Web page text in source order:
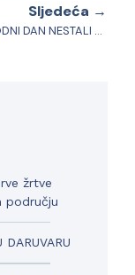
Sljedeća →
MEĐUNARODNI DAN NESTALI OSOBA
žrtve
području